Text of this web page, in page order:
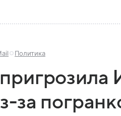
Политика
за